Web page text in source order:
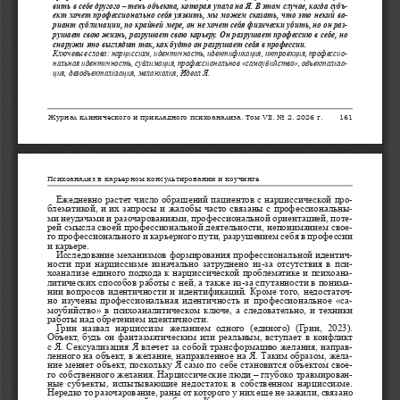
161
Журнал клинического и прикладного психоанализа . Том VII. No 2. 2026 г.
вить в себе другого – тень объекта, которая упала на Я. В этом случае , когда субъ-
ект хочет профессионально себя уязвить мы можем сказать что это некий ва-
риант сублимации, по крайней мере он не хочет себя физически убить, но он раз-
рушает свою жизнь разрушает свою карьеру. Он разрушает профессию в себе но
снаружи это выглядит так, как будто он разрушает себя в профессии.
Ключевыеслова: нарциссизм , идентичность , идентификация , интроекция, профессио-
нальная идентичность , сублимация, профессиональное «самоубийство», объектализа-
ция дезобъектализация меланхолия Идеал Я.
Психоанализ в карьерном консультировании и коучинге
Ежедневно растет число обращений пациентов с нарциссической про-
блематикой, и их запросы и жалобы часто связаны с профессиональны-
ми неудачами и разочарованиями, профессиональной ориентацией , поте-
рей смысла своей профессиональной деятельности непониманием свое-
го профессионального икарьерного пути, разрушениемсебяв профессии
и карьере
Исследование механизмов формирования профессиональной идентич-
ности при нарциссизме изначально затруднено из-за отсутствия в пси-
хоанализе единого подхода к нарциссической проблематике и психоана-
литических способов работы с ней, а также из-за спутанности в понима-
нии вопросов идентичности и идентификаций. Кроме того недостаточ-
но изучены профессиональная идентичность и профессиональное «са-
моубийство» в психоаналитическом ключе а следовательно и техники
работы над обретением идентичности
Грин назвал нарциссизм желанием одного (единого)  (Грин,  2023).
Объект, будь он фантазматическим или реальным, вступает в конфликт
с Я. Сексуализация Я влечет за собой трансформацию желания направ-
ленного на объект, в желание, направленное на Я. Таким образом, жела-
ние меняет объект, поскольку Я само по себе становится объектом свое-
го собственного желания. Нарциссические люди – глубоко травмирован-
ные субъекты, испытывающие недостаток в собственном нарциссизме
Нередко торазочарование, раны откоторого унихеще не зажили, связано